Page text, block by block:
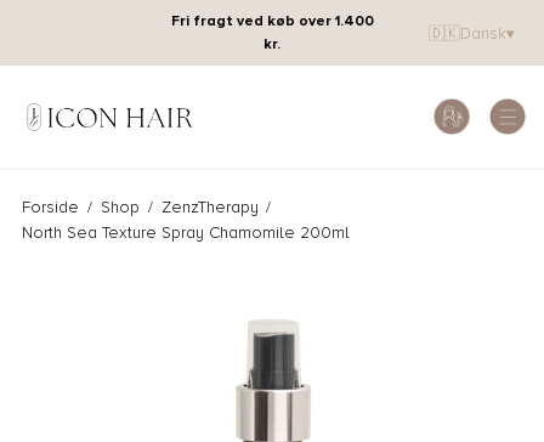
🇩🇰Dansk▾
Fri fragt ved køb over 1.400
kr.
Forside / Shop / ZenzTherapy /
North Sea Texture Spray Chamomile 200ml